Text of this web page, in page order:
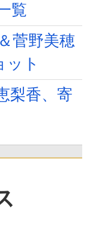
覧
菅野美穂
ット
梨香、寄